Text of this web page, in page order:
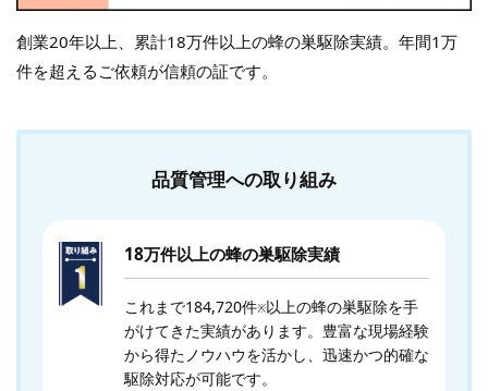
創業20年以上、累計18万件以上の蜂の巣駆除実績。年間1万
件を超えるご依頼が信頼の証です。
品質管理への取り組み
18万件以上の蜂の巣駆除実績
これまで184,720件※以上の蜂の巣駆除を手
がけてきた実績があります。豊富な現場経験
から得たノウハウを活かし、迅速かつ的確な
駆除対応が可能です。